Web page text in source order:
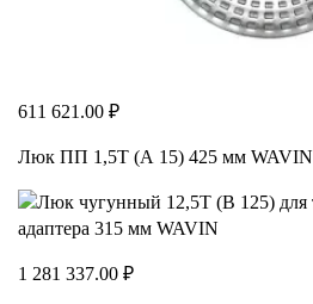
611 621.00 ₽
Люк ПП 1,5Т (А 15) 425 мм WAVIN
1 281 337.00 ₽